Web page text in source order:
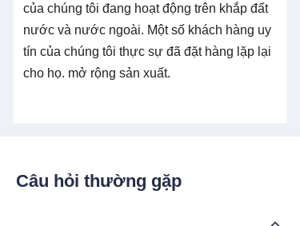
của chúng tôi đang hoạt động trên khắp đất
nước và nước ngoài. Một số khách hàng uy
tín của chúng tôi thực sự đã đặt hàng lặp lại
cho họ. mở rộng sản xuất.
Câu hỏi thường gặp